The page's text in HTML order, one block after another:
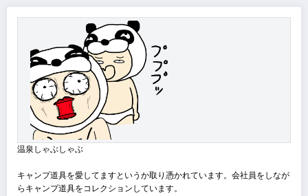
温泉しゃぶしゃぶ
キャンプ道具を愛してますというか取り憑かれています。会社員をしなが
らキャンプ道具をコレクションしています。